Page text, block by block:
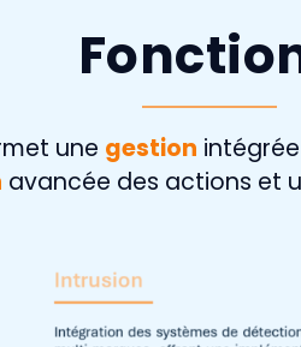
une gestion
avancée des actions et